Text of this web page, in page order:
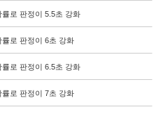
로 판정이 5.5초 강화
로 판정이 6초 강화
로 판정이 6.5초 강화
로 판정이 7초 강화